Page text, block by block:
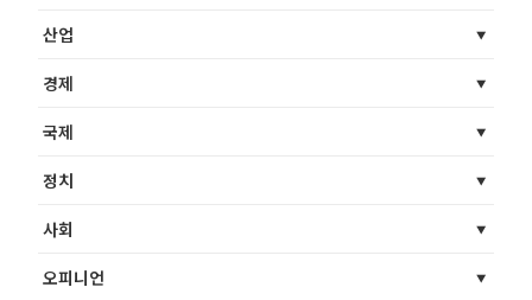
산업
경제
국제
정치
사회
오피니언